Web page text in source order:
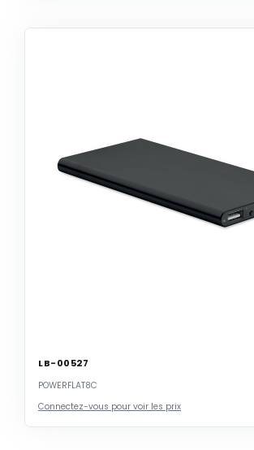
LB-00527
POWERFLAT8C
Connectez-vous pour voir les prix